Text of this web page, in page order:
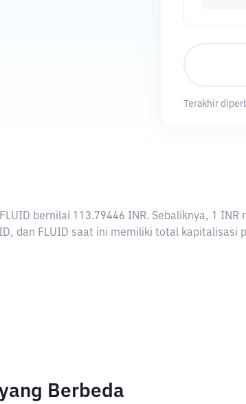
Terakhir
bernilai 113.79446 INR. Sebaliknya, 1
dan FLUID saat ini memiliki total kapitalisasi
Berbeda